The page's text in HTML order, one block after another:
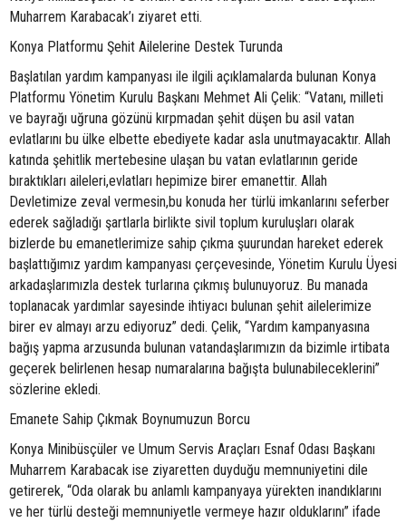
Muharrem Karabacak’ı ziyaret etti.
Konya Platformu Şehit Ailelerine Destek Turunda
Başlatılan yardım kampanyası ile ilgili açıklamalarda bulunan Konya
Platformu Yönetim Kurulu Başkanı Mehmet Ali Çelik: “Vatanı, milleti
ve bayrağı uğruna gözünü kırpmadan şehit düşen bu asil vatan
evlatlarını bu ülke elbette ebediyete kadar asla unutmayacaktır. Allah
katında şehitlik mertebesine ulaşan bu vatan evlatlarının geride
bıraktıkları aileleri,evlatları hepimize birer emanettir. Allah
Devletimize zeval vermesin,bu konuda her türlü imkanlarını seferber
ederek sağladığı şartlarla birlikte sivil toplum kuruluşları olarak
bizlerde bu emanetlerimize sahip çıkma şuurundan hareket ederek
başlattığımız yardım kampanyası çerçevesinde, Yönetim Kurulu Üyesi
arkadaşlarımızla destek turlarına çıkmış bulunuyoruz. Bu manada
toplanacak yardımlar sayesinde ihtiyacı bulunan şehit ailelerimize
birer ev almayı arzu ediyoruz” dedi. Çelik, “Yardım kampanyasına
bağış yapma arzusunda bulunan vatandaşlarımızın da bizimle irtibata
geçerek belirlenen hesap numaralarına bağışta bulunabileceklerini”
sözlerine ekledi.
Emanete Sahip Çıkmak Boynumuzun Borcu
Konya Minibüsçüler ve Umum Servis Araçları Esnaf Odası Başkanı
Muharrem Karabacak ise ziyaretten duyduğu memnuniyetini dile
getirerek, “Oda olarak bu anlamlı kampanyaya yürekten inandıklarını
ve her türlü desteği memnuniyetle vermeye hazır olduklarını” ifade